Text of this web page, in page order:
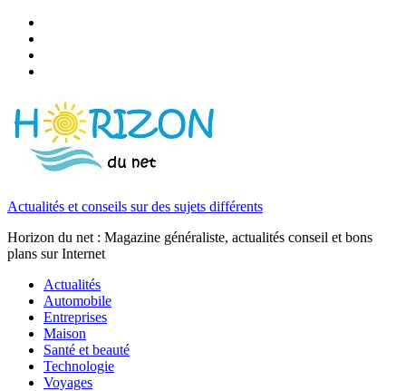
Actualités et conseils sur des sujets différents
Horizon du net : Magazine généraliste, actualités conseil et bons
plans sur Internet
Actualités
Automobile
Entreprises
Maison
Santé et beauté
Technologie
Voyages